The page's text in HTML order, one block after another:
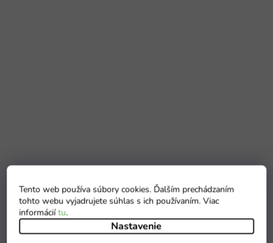
Tento web používa súbory cookies. Ďalším prechádzaním
tohto webu vyjadrujete súhlas s ich používaním. Viac
informáciítu.
Nastavenie